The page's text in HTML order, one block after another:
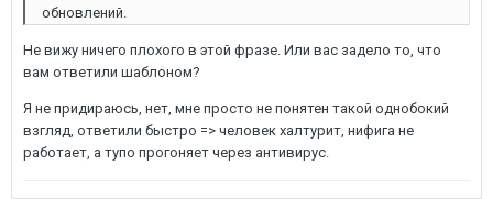
обновлений.
Не вижу ничего плохого в этой фразе. Или вас задело то, что
вам ответили шаблоном?
Я не придираюсь, нет, мне просто не понятен такой однобокий
взгляд, ответили быстро => человек халтурит, нифига не
работает, а тупо прогоняет через антивирус.